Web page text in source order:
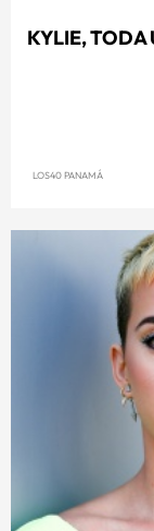
KYLIE, TODA
LOS40 PANAMÁ